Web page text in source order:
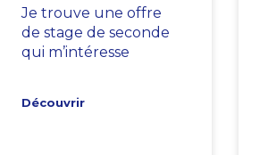
Je trouve une offre
de stage de seconde
qui m’intéresse
Découvrir